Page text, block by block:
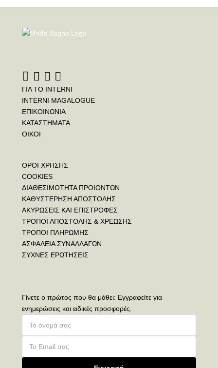
ΓΙΑ ΤΟ INTERNI
INTERNI MAGALOGUE
ΕΠΙΚΟΙΝΩΝΙΑ
ΚΑΤΑΣΤΗΜΑΤΑ
ΟΙΚΟΙ
ΟΡΟΙ ΧΡΗΣΗΣ
COOKIES
ΔΙΑΘΕΣΙΜΟΤΗΤΑ ΠΡΟΙΟΝΤΩΝ
ΚΑΘΥΣΤΕΡΗΣΗ ΑΠΟΣΤΟΛΗΣ
ΑΚΥΡΩΣΕΙΣ ΚΑΙ ΕΠΙΣΤΡΟΦΕΣ
ΤΡΟΠΟΙ ΑΠΟΣΤΟΛΗΣ & ΧΡΕΩΣΗΣ
ΤΡΟΠΟΙ ΠΛΗΡΩΜΗΣ
ΑΣΦΑΛΕΙΑ ΣΥΝΑΛΛΑΓΩΝ
ΣΥΧΝΕΣ ΕΡΩΤΗΣΕΙΣ
Γίνετε ο πρώτος που θα μάθει: Εγγραφείτε για
ενημερώσεις και ειδικές προσφορές.